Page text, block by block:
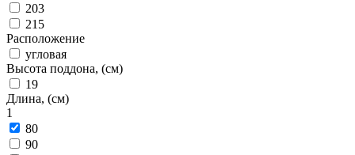
203
215
Расположение
угловая
Высота поддона, (см)
19
Длина, (см)
1
80
90